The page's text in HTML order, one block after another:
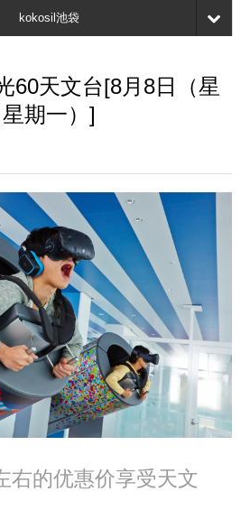
kokosil池袋
60天文台[8月8日（星
期一）]
右的优惠价享受天文